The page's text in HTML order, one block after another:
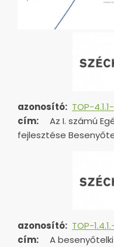
azonosító: TOP-
cím:
Az I. számú
fejlesztése
azonosító: TOP-
cím:
A